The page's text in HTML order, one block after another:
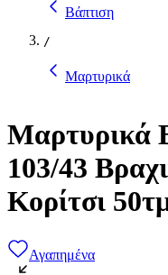
Βάπτιση
/
Μαρτυρικά
Μαρτυρικά
103/43
Κορίτσι
Αγαπημένα